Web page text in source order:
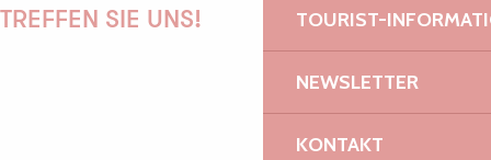
TOURIST-
NEWSLETTER
KONTAKT
TREFFEN SIE UNS!